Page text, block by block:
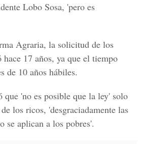
Lobo Sosa, 'pero es
Agraria, la solicitud de los
17 años, ya que el tiempo
de 10 años hábiles.
que 'no es posible que la ley' solo
los ricos, 'desgraciadamente las
se aplican a los pobres'.